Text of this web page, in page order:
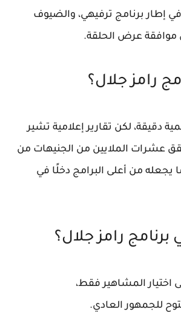
إطار برنامج ترفيهي، والضيوف
موافقة عرض الحلقة.
رامز جلال؟
دقيقة، لكن تقارير إعلامية تشير
عشرات الملايين من الجنيهات من
يجعله من أعلى البرامج دخلًا في
برنامج رامز جلال؟
اختيار المشاهير فقط،
للجمهور العادي.